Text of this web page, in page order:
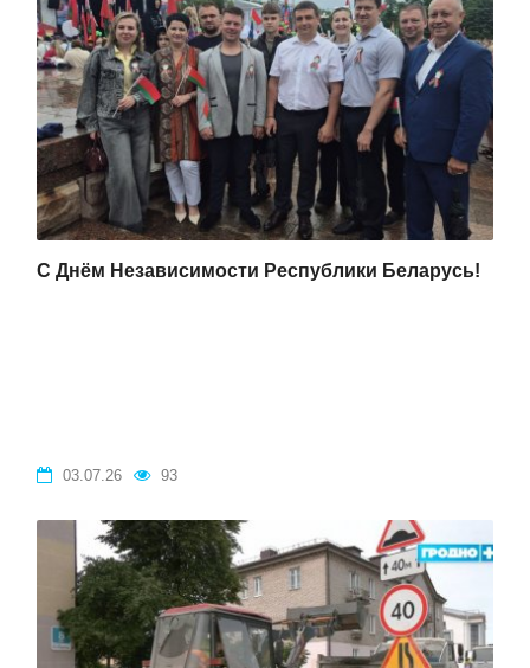
C Днём Независимости Республики Беларусь!
03.07.26 93